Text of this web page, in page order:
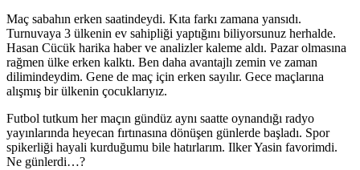
Maç sabahın erken saatindeydi. Kıta farkı zamana yansıdı.
Turnuvaya 3 ülkenin ev sahipliği yaptığını biliyorsunuz herhalde.
Hasan Cücük harika haber ve analizler kaleme aldı. Pazar olmasına
rağmen ülke erken kalktı. Ben daha avantajlı zemin ve zaman
dilimindeydim. Gene de maç için erken sayılır. Gece maçlarına
alışmış bir ülkenin çocuklarıyız.
Futbol tutkum her maçın gündüz aynı saatte oynandığı radyo
yayınlarında heyecan fırtınasına dönüşen günlerde başladı. Spor
spikerliği hayali kurduğumu bile hatırlarım. Ilker Yasin favorimdi.
Ne günlerdi…?